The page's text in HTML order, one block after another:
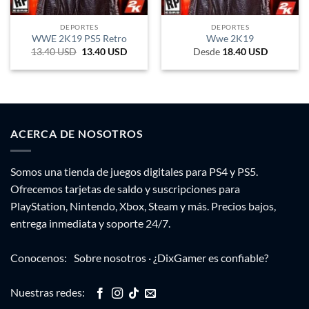
DEPORTES
WWE 2K19 PS5 Retro
13.40USD El
original
13.40 USD
actual
DEPORTES
Wwe 2K19
Desde 18.40 USD
ACERCA DE NOSOTROS
Somos una tienda de juegos digitales para PS4 y PS5.
Ofrecemos tarjetas de saldo y suscripciones para
PlayStation, Nintendo, Xbox, Steam y más. Precios bajos,
entrega inmediata y soporte 24/7.
Conocenos: Sobre nosotros · ¿DixGamer es confiable?
Nuestras redes: